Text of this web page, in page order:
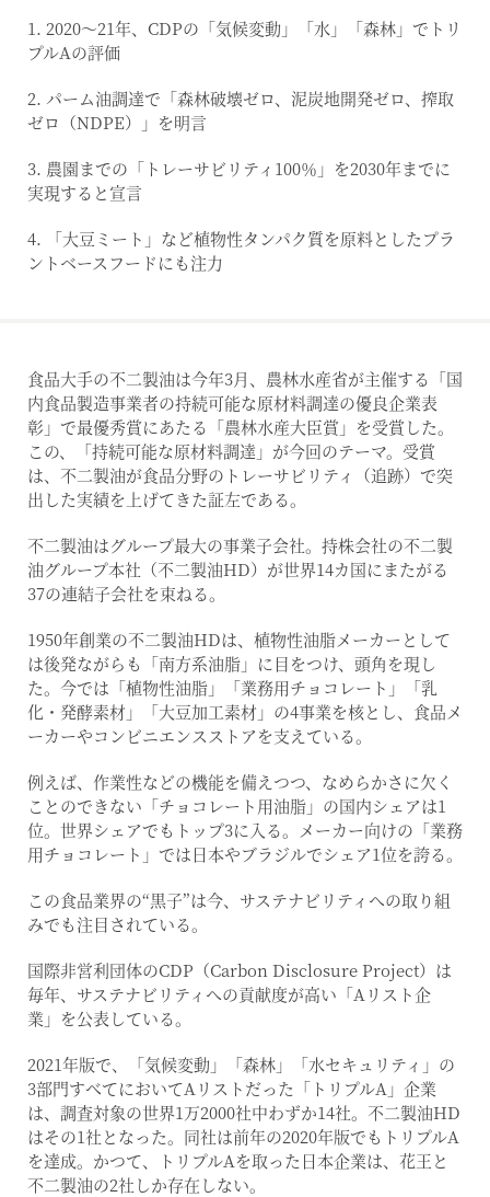
1. 2020〜21年、CDPの「気候変動」「水」「森林」でトリ
プルAの評価
2. パーム油調達で「森林破壊ゼロ、泥炭地開発ゼロ、搾取
ゼロ（NDPE）」を明言
3. 農園までの「トレーサビリティ100％」を2030年までに
実現すると宣言
4. 「大豆ミート」など植物性タンパク質を原料としたプラ
ントベースフードにも注力
食品大手の不二製油は今年3月、農林水産省が主催する「国
内食品製造事業者の持続可能な原材料調達の優良企業表
彰」で最優秀賞にあたる「農林水産大臣賞」を受賞した。
この、「持続可能な原材料調達」が今回のテーマ。受賞
は、不二製油が食品分野のトレーサビリティ（追跡）で突
出した実績を上げてきた証左である。
不二製油はグループ最大の事業子会社。持株会社の不二製
油グループ本社（不二製油HD）が世界14カ国にまたがる
37の連結子会社を束ねる。
1950年創業の不二製油HDは、植物性油脂メーカーとして
は後発ながらも「南方系油脂」に目をつけ、頭角を現し
た。今では「植物性油脂」「業務用チョコレート」「乳
化・発酵素材」「大豆加工素材」の4事業を核とし、食品メ
ーカーやコンビニエンスストアを支えている。
例えば、作業性などの機能を備えつつ、なめらかさに欠く
ことのできない「チョコレート用油脂」の国内シェアは1
位。世界シェアでもトップ3に入る。メーカー向けの「業務
用チョコレート」では日本やブラジルでシェア1位を誇る。
この食品業界の“黒子”は今、サステナビリティへの取り組
みでも注目されている。
国際非営利団体のCDP（Carbon Disclosure Project）は
毎年、サステナビリティへの貢献度が高い「Aリスト企
業」を公表している。
2021年版で、「気候変動」「森林」「水セキュリティ」の
3部門すべてにおいてAリストだった「トリプルA」企業
は、調査対象の世界1万2000社中わずか14社。不二製油HD
はその1社となった。同社は前年の2020年版でもトリプルA
を達成。かつて、トリプルAを取った日本企業は、花王と
不二製油の2社しか存在しない。